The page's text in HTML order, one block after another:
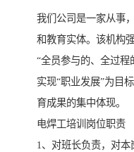
我们公司是一家从事
和教育实体。该机构
“全员参与的、全过程
实现“职业发展”为目
育成果的集中体现。
电焊工培训岗位职责
1、对班长负责，对